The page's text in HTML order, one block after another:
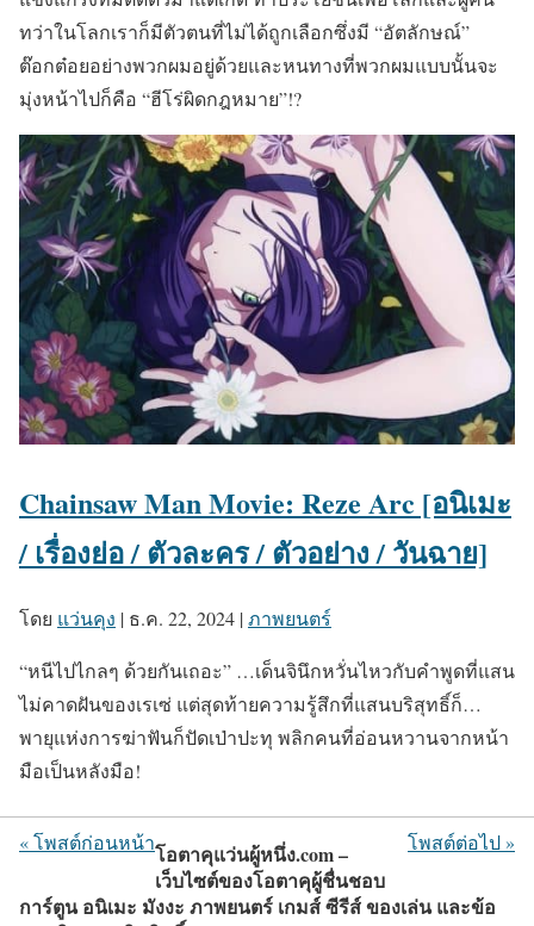
ทว่าในโลกเราก็มีตัวตนที่ไม่ได้ถูกเลือกซึ่งมี “อัตลักษณ์”
ต๊อกต๋อยอย่างพวกผมอยู่ด้วยและหนทางที่พวกผมแบบนั้นจะ
มุ่งหน้าไปก็คือ “ฮีโร่ผิดกฎหมาย”!?
Chainsaw Man Movie: Reze Arc [อนิเมะ
/ เรื่องย่อ / ตัวละคร / ตัวอย่าง / วันฉาย]
โดย แว่นคุง | ธ.ค. 22, 2024 |ภาพยนตร์
“หนีไปไกลๆ ด้วยกันเถอะ” …เด็นจินึกหวั่นไหวกับคำพูดที่แสน
ไม่คาดฝันของเรเซ่ แต่สุดท้ายความรู้สึกที่แสนบริสุทธิ์ก็…
พายุแห่งการฆ่าฟันก็ปัดเป่าปะทุ พลิกคนที่อ่อนหวานจากหน้า
มือเป็นหลังมือ!
« โพสต์ก่อนหน้า โพสต์ต่อไป »
โอตาคุแว่นผู้หนึ่ง.com –
เว็บไซต์ของโอตาคุผู้ชื่นชอบ
การ์ตูน อนิเมะ มังงะ ภาพยนตร์ เกมส์ ซีรีส์ ของเล่น และข้อ